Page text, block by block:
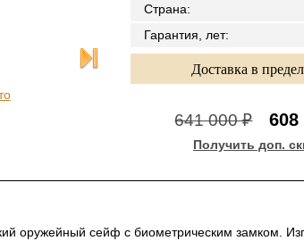
Страна:
Гарантия, лет:
Доставка в
641 000 ₽ 608
Получить доп.
оружейный сейф с биометрическим замком.